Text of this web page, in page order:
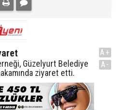
Güzelyurt Belediye
ziyaret etti.
A+
A-